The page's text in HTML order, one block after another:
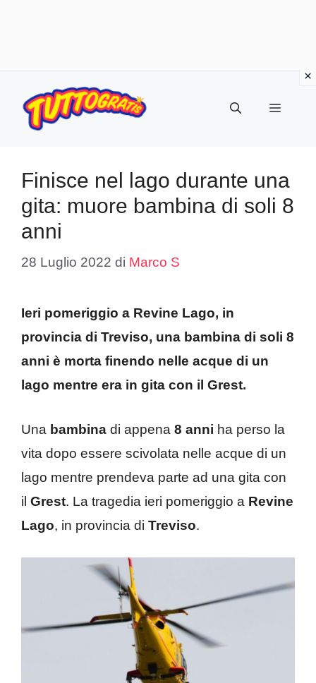
contenuto
Menu
Finisce nel lago durante una
gita: muore bambina di soli 8
anni
28 Luglio 2022 di Marco S
Ieri pomeriggio a Revine Lago, in
provincia di Treviso, una bambina di soli 8
anni è morta finendo nelle acque di un
lago mentre era in gita con il Grest.
Una bambina di appena 8 anni ha perso la
vita dopo essere scivolata nelle acque di un
lago mentre prendeva parte ad una gita con
il Grest. La tragedia ieri pomeriggio a Revine
Lago, in provincia di Treviso.